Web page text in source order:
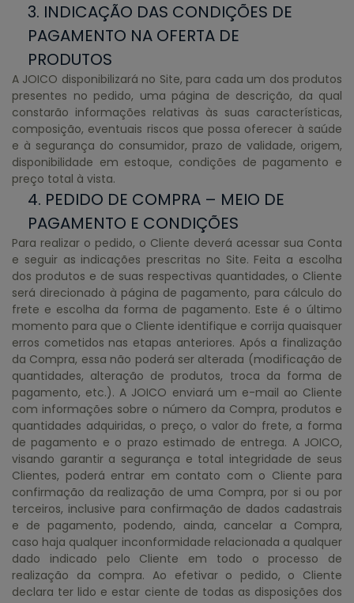
3. INDICAÇÃO DAS CONDIÇÕES DE
PAGAMENTO NA OFERTA DE
PRODUTOS
A JOICO disponibilizará no Site, para cada um dos produtos
presentes no pedido, uma página de descrição, da qual
constarão informações relativas às suas características,
composição, eventuais riscos que possa oferecer à saúde
e à segurança do consumidor, prazo de validade, origem,
disponibilidade em estoque, condições de pagamento e
preço total à vista.
4. PEDIDO DE COMPRA – MEIO DE
PAGAMENTO E CONDIÇÕES
Para realizar o pedido, o Cliente deverá acessar sua Conta
e seguir as indicações prescritas no Site. Feita a escolha
dos produtos e de suas respectivas quantidades, o Cliente
será direcionado à página de pagamento, para cálculo do
frete e escolha da forma de pagamento. Este é o último
momento para que o Cliente identifique e corrija quaisquer
erros cometidos nas etapas anteriores. Após a finalização
da Compra, essa não poderá ser alterada (modificação de
quantidades, alteração de produtos, troca da forma de
pagamento, etc.). A JOICO enviará um e-mail ao Cliente
com informações sobre o número da Compra, produtos e
quantidades adquiridas, o preço, o valor do frete, a forma
de pagamento e o prazo estimado de entrega. A JOICO,
visando garantir a segurança e total integridade de seus
Clientes, poderá entrar em contato com o Cliente para
confirmação da realização de uma Compra, por si ou por
terceiros, inclusive para confirmação de dados cadastrais
e de pagamento, podendo, ainda, cancelar a Compra,
caso haja qualquer inconformidade relacionada a qualquer
dado indicado pelo Cliente em todo o processo de
realização da compra. Ao efetivar o pedido, o Cliente
declara ter lido e estar ciente de todas as disposições dos